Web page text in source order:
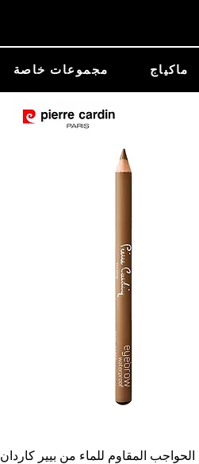
مجموعات خاصة ماكياج
الحواجب المقاوم للماء من بيير كاردان